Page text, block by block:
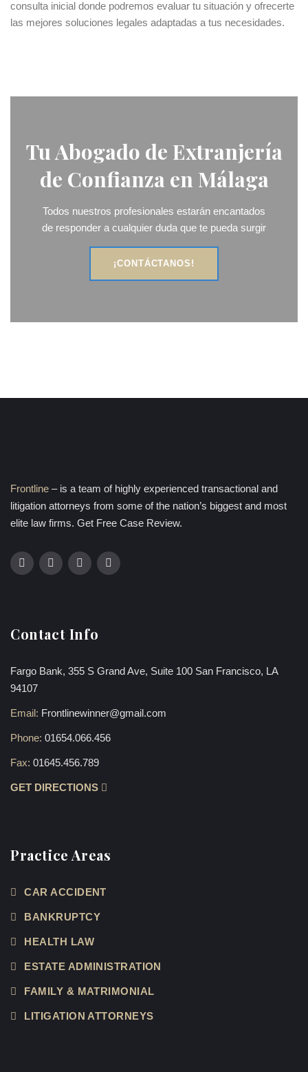
consulta inicial donde podremos evaluar tu situación y ofrecerte
las mejores soluciones legales adaptadas a tus necesidades.
Tu Abogado de Extranjería
de Confianza en Málaga
Todos nuestros profesionales estarán encantados
de responder a cualquier duda que te pueda surgir
¡CONTÁCTANOS!
Frontline – is a team of highly experienced transactional and
litigation attorneys from some of the nation’s biggest and most
elite law firms. Get Free Case Review.
Contact Info
Fargo Bank, 355 S Grand Ave, Suite 100 San Francisco, LA
94107
Email: Frontlinewinner@gmail.com
Phone: 01654.066.456
Fax: 01645.456.789
GET DIRECTIONS
Practice Areas
CAR ACCIDENT
BANKRUPTCY
HEALTH LAW
ESTATE ADMINISTRATION
FAMILY & MATRIMONIAL
LITIGATION ATTORNEYS